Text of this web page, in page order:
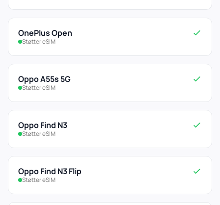
OnePlus Open
Støtter eSIM
Oppo A55s 5G
Støtter eSIM
Oppo Find N3
Støtter eSIM
Oppo Find N3 Flip
Støtter eSIM